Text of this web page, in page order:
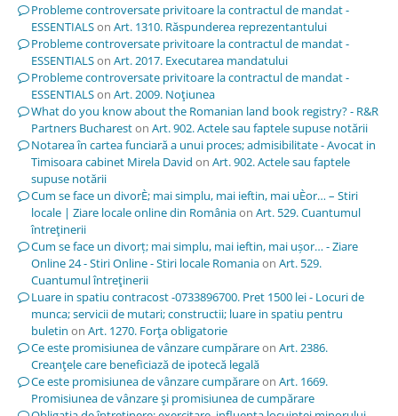
Probleme controversate privitoare la contractul de mandat -
ESSENTIALSon Art. 1310. Răspunderea reprezentantului
Probleme controversate privitoare la contractul de mandat -
ESSENTIALSon Art. 2017. Executarea mandatului
Probleme controversate privitoare la contractul de mandat -
ESSENTIALSon Art. 2009. Noţiunea
What do you know about the Romanian land book registry? - R&R
Partners Buchareston Art. 902. Actele sau faptele supuse notării
Notarea în cartea funciară a unui proces; admisibilitate - Avocat in
Timisoara cabinet Mirela David on Art. 902. Actele sau faptele
supuse notării
Cum se face un divorÈ; mai simplu, mai ieftin, mai uÈor… – Stiri
locale | Ziare locale online din Româniaon Art. 529. Cuantumul
întreţinerii
Cum se face un divorț; mai simplu, mai ieftin, mai ușor… - Ziare
Online 24 - Stiri Online - Stiri locale Romaniaon Art. 529.
Cuantumul întreţinerii
Luare in spatiu contracost -0733896700. Pret 1500 lei - Locuri de
munca; servicii de mutari; constructii; luare in spatiu pentru
buletin on Art. 1270. Forţa obligatorie
Ce este promisiunea de vânzare cumpărareon Art. 2386.
Creanţele care beneficiază de ipotecă legală
Ce este promisiunea de vânzare cumpărareon Art. 1669.
Promisiunea de vânzare şi promisiunea de cumpărare